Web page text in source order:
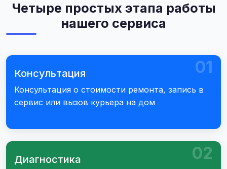
Четыре простых этапа работы
нашего сервиса
01
Консультация
Консультация о стоимости ремонта, запись в
сервис или вызов курьера на дом
02
Диагностика